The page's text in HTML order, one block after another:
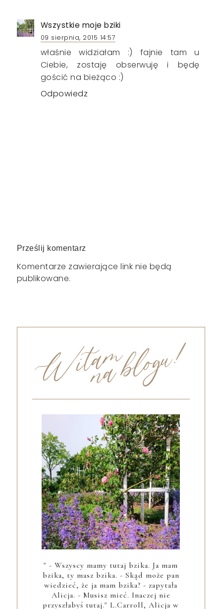
Wszystkie moje bziki
09 sierpnia, 2015 14:57
właśnie widziałam :) fajnie tam u
Ciebie, zostaję obserwuję i będę
gościć na bieżąco :)
Odpowiedz
Prześlij komentarz
Komentarze zawierające link nie będą
publikowane.
" - Wszyscy mamy tutaj bzika. Ja mam
bzika, ty masz bzika. - Skąd może pan
wiedzieć, że ja mam bzika? - zapytała
Alicja. - Musisz mieć. Inaczej nie
przyszłabyś tutaj." L.Carroll, Alicja w